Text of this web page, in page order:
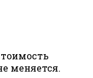
меняется.